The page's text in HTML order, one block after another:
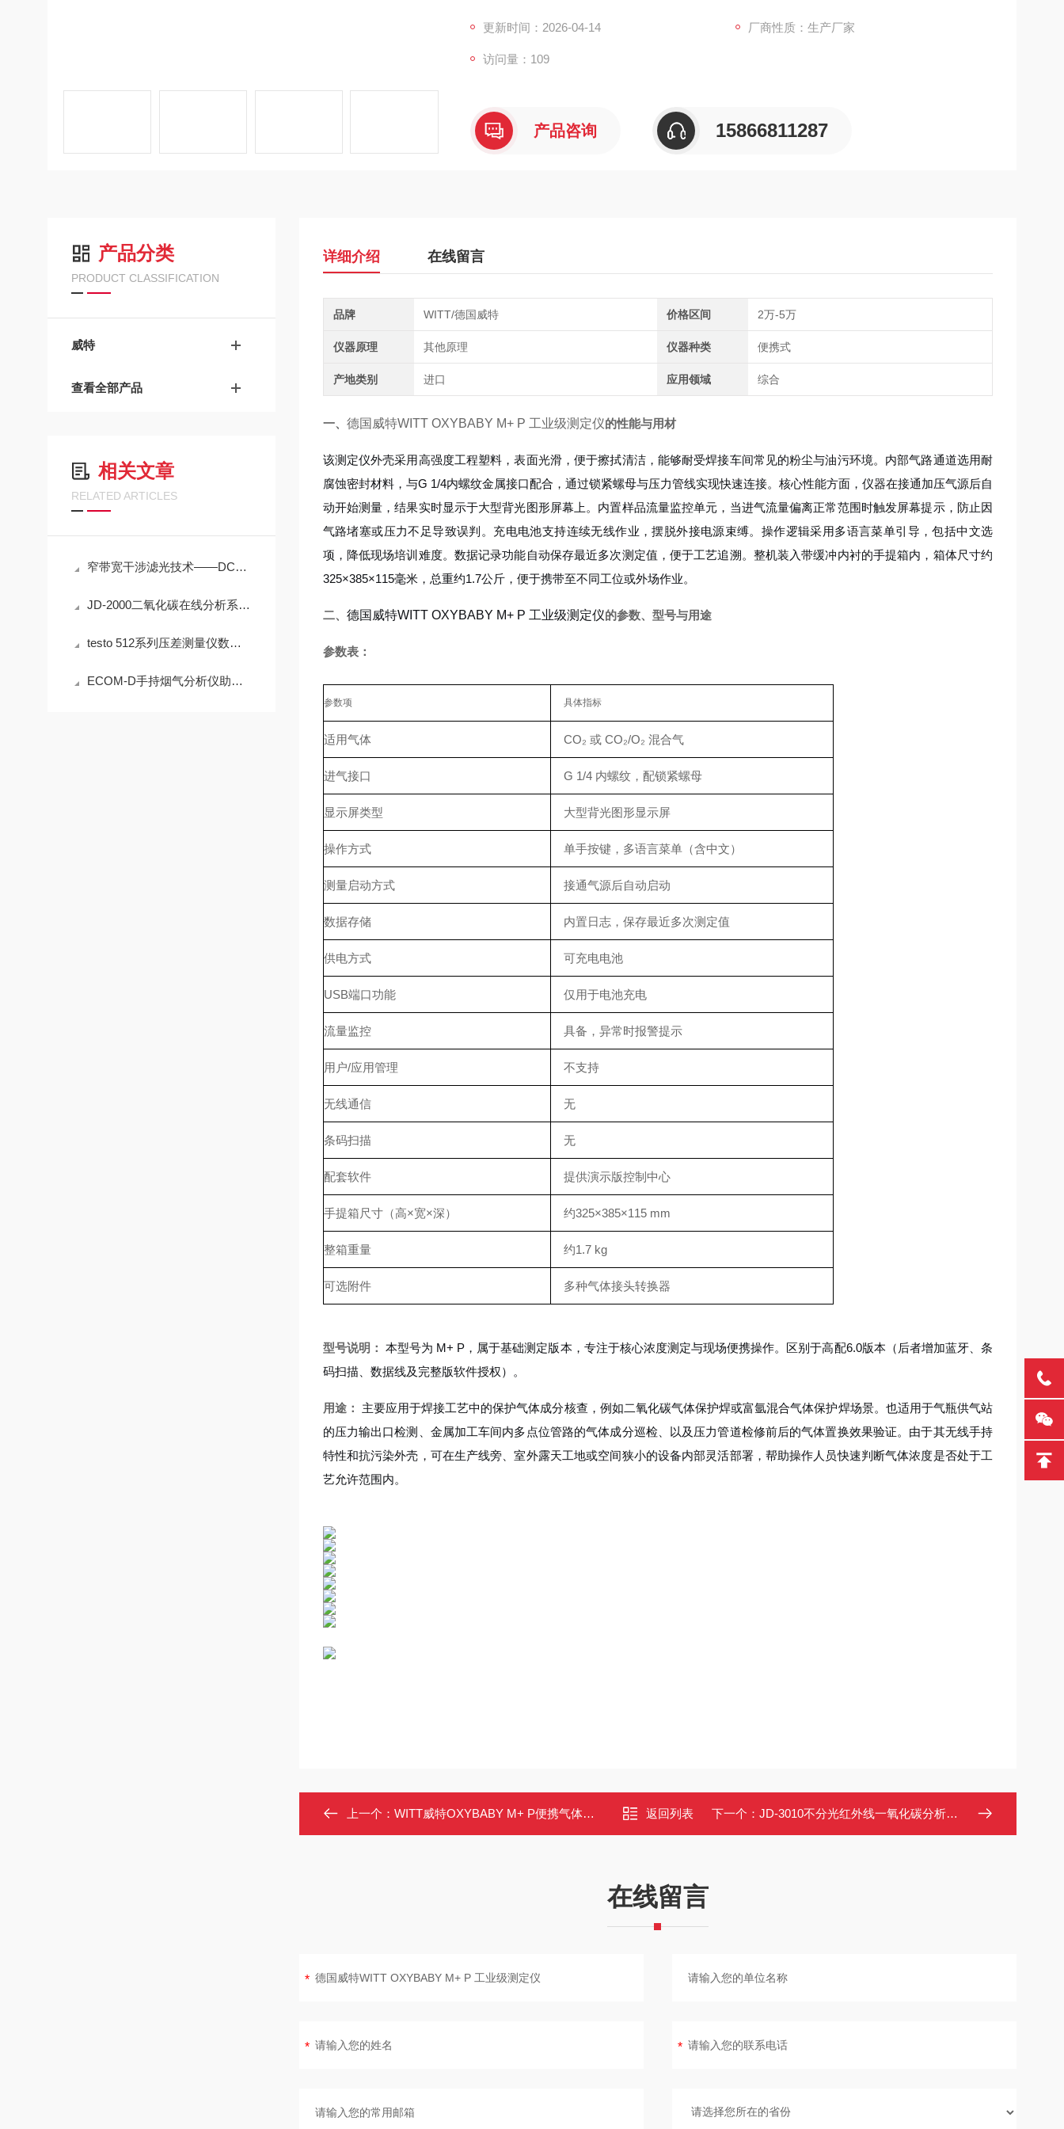
测定。
更新时间：2026-04-14 厂商性质：生产厂家
访问量：109
产品咨询 15866811287
产品分类
PRODUCT CLASSIFICATION
威特
查看全部产品
相关文章
RELATED ARTICLES
窄带宽干涉滤光技术——DC1500-UDV高精度脱模剂浓度检测的光学核心
JD-2000二氧化碳在线分析系统技术详解
testo 512系列压差测量仪数字通信与数据管理技术架构
ECOM-D手持烟气分析仪助力工业排放精准检测
详细介绍 在线留言
品牌 WITT/德国威特 价格区间 2万-5万
仪器原理 其他原理 仪器种类 便携式
产地类别 进口 应用领域 综合
一、 德国威特WITT OXYBABY M+ P 工业级测定仪的性能与用材
该测定仪外壳采用高强度工程塑料，表面光滑，便于擦拭清洁，能够耐受焊接车间常见的粉尘与油污环境。内部气路通道选用耐
腐蚀密封材料，与G 1/4内螺纹金属接口配合，通过锁紧螺母与压力管线实现快速连接。核心性能方面，仪器在接通加压气源后自
动开始测量，结果实时显示于大型背光图形屏幕上。内置样品流量监控单元，当进气流量偏离正常范围时触发屏幕提示，防止因
气路堵塞或压力不足导致误判。充电电池支持连续无线作业，摆脱外接电源束缚。操作逻辑采用多语言菜单引导，包括中文选
项，降低现场培训难度。数据记录功能自动保存最近多次测定值，便于工艺追溯。整机装入带缓冲内衬的手提箱内，箱体尺寸约
325×385×115毫米，总重约1.7公斤，便于携带至不同工位或外场作业。
二、 德国威特WITT OXYBABY M+ P 工业级测定仪的参数、型号与用途
参数表：
参数项 具体指标
适用气体 CO₂ 或 CO₂/O₂ 混合气
进气接口 G 1/4 内螺纹，配锁紧螺母
显示屏类型 大型背光图形显示屏
操作方式 单手按键，多语言菜单（含中文）
测量启动方式 接通气源后自动启动
数据存储 内置日志，保存最近多次测定值
供电方式 可充电电池
USB端口功能 仅用于电池充电
流量监控 具备，异常时报警提示
用户/应用管理 不支持
无线通信 无
条码扫描 无
配套软件 提供演示版控制中心
手提箱尺寸（高×宽×深） 约325×385×115 mm
整箱重量 约1.7 kg
可选附件 多种气体接头转换器
型号说明： 本型号为 M+ P，属于基础测定版本，专注于核心浓度测定与现场便携操作。区别于高配6.0版本（后者增加蓝牙、条
码扫描、数据线及完整版软件授权）。
用途：
主要应用于焊接工艺中的保护气体成分核查，例如二氧化碳气体保护焊或富氩混合气体保护焊场景。也适用于气瓶供气站
的压力输出口检测、金属加工车间内多点位管路的气体成分巡检、以及压力管道检修前后的气体置换效果验证。由于其无线手持
特性和抗污染外壳，可在生产线旁、室外露天工地或空间狭小的设备内部灵活部署，帮助操作人员快速判断气体浓度是否处于工
艺允许范围内。
上一个： WITT威特OXYBABY M+ P便携气体检测仪 返回列表 下一个： JD-3010不分光红外线一氧化碳分析仪 非分散红外CO测定仪 泵吸式
在线留言